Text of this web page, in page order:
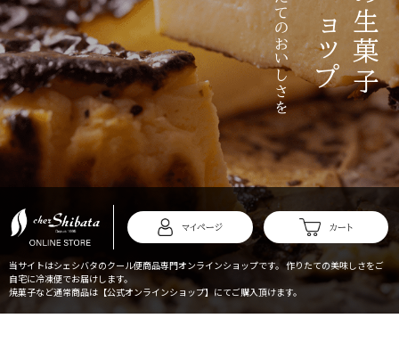
当サイトはシェシバタのクール便商品専門オンラインショップです。 作りたての美味しさをご
自宅に冷凍便でお届けします。
焼菓子など通常商品は【公式オンラインショップ】にてご購入頂けます。
マイページ カート